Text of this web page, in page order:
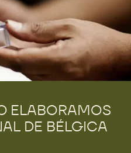
de Callebaut, que es
chocolate.